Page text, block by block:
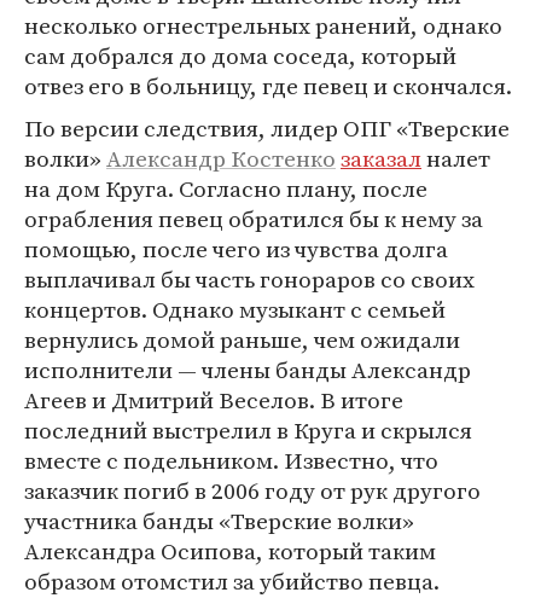
несколько огнестрельных ранений, однако
сам добрался до дома соседа, который
отвез его в больницу, где певец и скончался.
По версии следствия, лидер ОПГ «Тверские
волки»Александр Костенкозаказалналет
на дом Круга. Согласно плану, после
ограбления певец обратился бы к нему за
помощью, после чего из чувства долга
выплачивал бы часть гонораров со своих
концертов. Однако музыкант с семьей
вернулись домой раньше, чем ожидали
исполнители — члены банды Александр
Агеев и Дмитрий Веселов. В итоге
последний выстрелил в Круга и скрылся
вместе с подельником. Известно, что
заказчик погиб в 2006 году от рук другого
участника банды «Тверские волки»
Александра Осипова, который таким
образом отомстил за убийство певца.